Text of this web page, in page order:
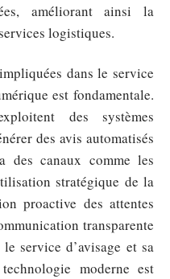
améliorant ainsi la
logistiques.
dans le service
est fondamentale.
des systèmes
des avis automatisés
des canaux comme les
stratégique de la
proactive des attentes
transparente
service d’avisage et sa
moderne est